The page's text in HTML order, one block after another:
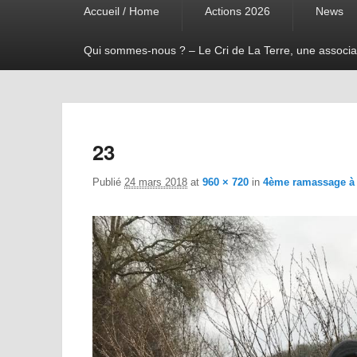
Accueil / Home Actions 2026 News
Qui sommes-nous ? – Le Cri de La Terre, une
23
Publié 24 mars 2018 at 960 × 720 in 4ème ramassage